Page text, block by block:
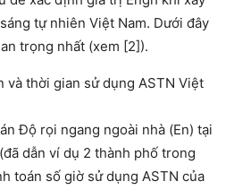
tự nhiên Việt Nam. Dưới đây
trọng nhất (xem [2]).
và thời gian sử dụng ASTN Việt
Độ rọi ngang ngoài nhà (En) tại
dẫn ví dụ 2 thành phố trong
toán số giờ sử dụng ASTN của